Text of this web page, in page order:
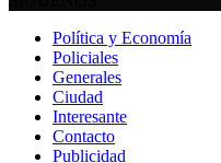
Política y Economía
Policiales
Generales
Ciudad
Interesante
Contacto
Publicidad